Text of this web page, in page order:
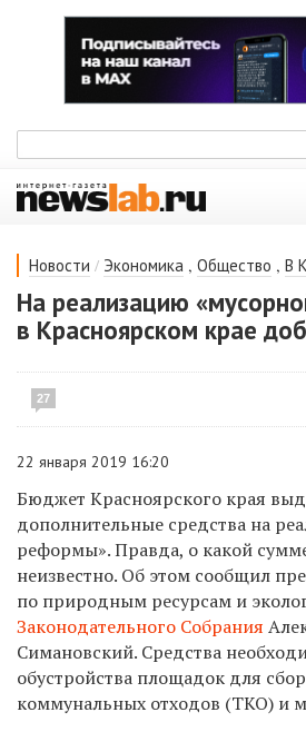
Новости / Экономика , Общество , В
На реализацию
в Красноярском крае
27
22 января 2019 16:20
Бюджет Красноярского края
дополнительные средства на
реформы». Правда, о какой
неизвестно. Об этом сообщил
по природным ресурсам и
Законодательного Собрания
Симановский. Средства
обустройства площадок для
коммунальных отходов (ТКО) и